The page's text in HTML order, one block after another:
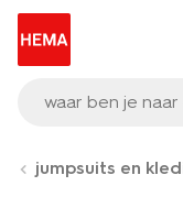
waar ben je
jumpsuits en